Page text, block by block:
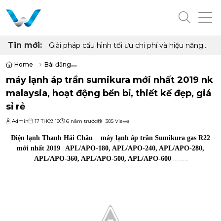
Tin mới:
Giải pháp cấu hình tối ưu chi phí và hiệu năng
5700G, 5700X và Radeon RX 6500XT, 7600
Home
Bài đăng
máy lạnh áp trần sumikura mới nhất 2019 nk malaysia, hoạt động
máy lạnh áp trần sumikura mới nhất 2019 nk
malaysia, hoạt động bền bỉ, thiết kế đẹp, giá
sỉ rẻ
Admin 17 TH09 19 6 năm trước 305 Views
Điện lạnh Thanh Hải Châu
máy lạnh áp trần Sumikura gas R22
mới nhất 2019
APL/APO-180, APL/APO-240, APL/APO-280,
APL/APO-360, APL/APO-500, APL/APO-600